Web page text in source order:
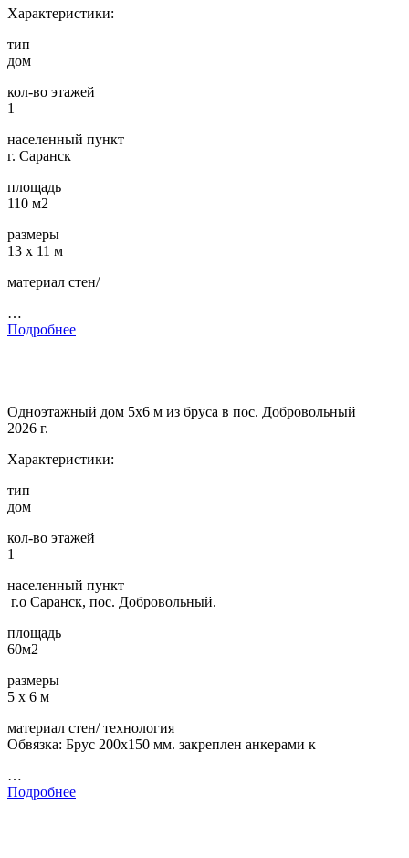
Характеристики:
тип
дом
кол-во этажей
1
населенный пункт
г. Саранск
площадь
110 м2
размеры
13 х 11 м
материал стен/
…
Подробнее
Одноэтажный дом 5х6 м из бруса в пос. Добровольный
2026 г.
Характеристики:
тип
дом
кол-во этажей
1
населенный пункт
г.о Саранск, пос. Добровольный.
площадь
60м2
размеры
5 х 6 м
материал стен/ технология
Обвязка: Брус 200х150 мм. закреплен анкерами к
…
Подробнее